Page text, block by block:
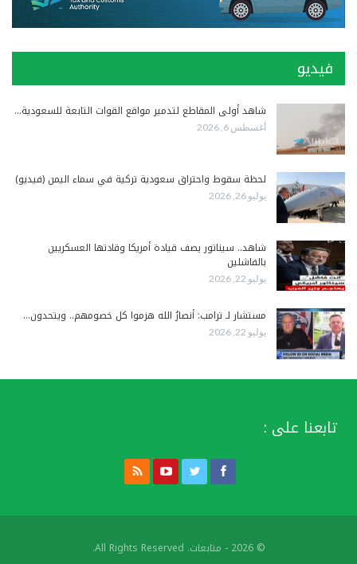
فيديو
شاهد أولى المقاطع لتدمير مواقع القوات التابعة للسعودية…
أغسطس 6, 2026
لحظة سقوط واحتراق سعودية تركية في سماء اليمن (فيديو)
يوليو 26, 2026
شاهد.. سيناتور يصف قيادة أمريكا وقادتها العسكريين
بالفاشلين
يوليو 22, 2026
مستشار لـ ترامب: أنصارُ الله هزموا كل خصومهم.. ويتحدون…
يوليو 22, 2026
تابعنا على :
© 2026 - متابعات. All Rights Reserved.